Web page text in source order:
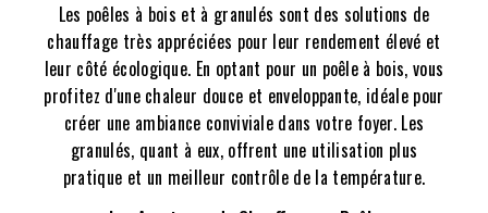
Les poêles à bois et à granulés sont des solutions de
chauffage très appréciées pour leur rendement élevé et
leur côté écologique. En optant pour un poêle à bois, vous
profitez d'une chaleur douce et enveloppante, idéale pour
créer une ambiance conviviale dans votre foyer. Les
granulés, quant à eux, offrent une utilisation plus
pratique et un meilleur contrôle de la température.